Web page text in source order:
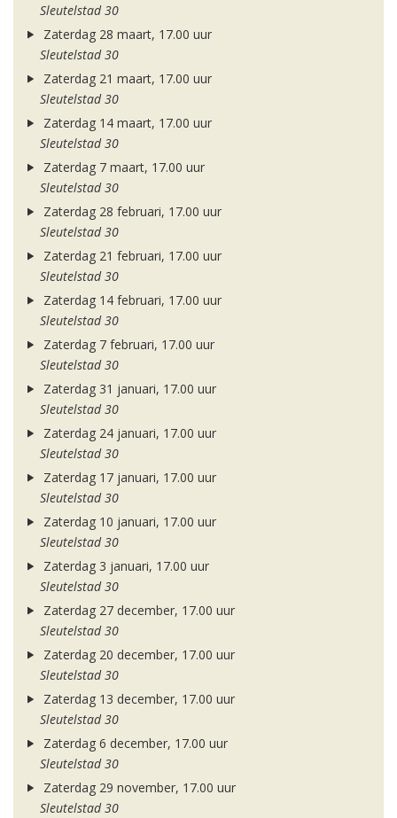
Sleutelstad 30
Zaterdag 28 maart, 17.00 uur
Sleutelstad 30
Zaterdag 21 maart, 17.00 uur
Sleutelstad 30
Zaterdag 14 maart, 17.00 uur
Sleutelstad 30
Zaterdag 7 maart, 17.00 uur
Sleutelstad 30
Zaterdag 28 februari, 17.00 uur
Sleutelstad 30
Zaterdag 21 februari, 17.00 uur
Sleutelstad 30
Zaterdag 14 februari, 17.00 uur
Sleutelstad 30
Zaterdag 7 februari, 17.00 uur
Sleutelstad 30
Zaterdag 31 januari, 17.00 uur
Sleutelstad 30
Zaterdag 24 januari, 17.00 uur
Sleutelstad 30
Zaterdag 17 januari, 17.00 uur
Sleutelstad 30
Zaterdag 10 januari, 17.00 uur
Sleutelstad 30
Zaterdag 3 januari, 17.00 uur
Sleutelstad 30
Zaterdag 27 december, 17.00 uur
Sleutelstad 30
Zaterdag 20 december, 17.00 uur
Sleutelstad 30
Zaterdag 13 december, 17.00 uur
Sleutelstad 30
Zaterdag 6 december, 17.00 uur
Sleutelstad 30
Zaterdag 29 november, 17.00 uur
Sleutelstad 30